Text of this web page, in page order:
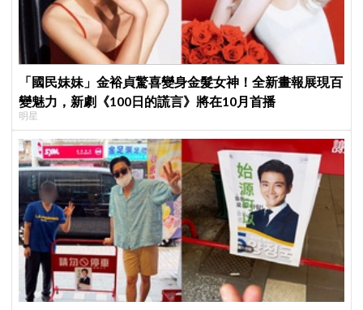
「國民妹妹」金裕貞驚喜變身金髮女神！全新畫報展現百
變魅力，新劇《100日的謊言》將在10月首播
明星